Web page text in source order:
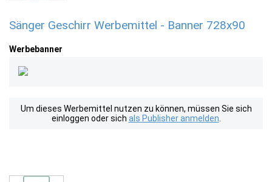
Sänger Geschirr Werbemittel - Banner 728x90
Werbebanner
Um dieses Werbemittel nutzen zu können, müssen Sie sich
einloggen oder sich als Publisher anmelden